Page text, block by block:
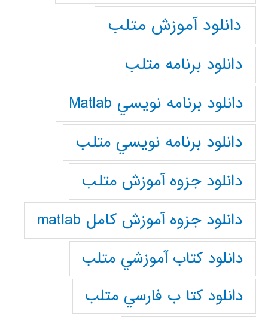
دانلود آموزش متلب
دانلود برنامه متلب
دانلود برنامه نويسي Matlab
دانلود برنامه نويسي متلب
دانلود جزوه آموزش متلب
دانلود جزوه آموزش کامل matlab
دانلود كتاب آموزشي متلب
دانلود كتا ب فارسي متلب